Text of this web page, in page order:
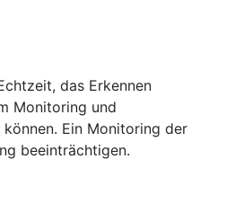
das Erkennen
Monitoring und
Ein Monitoring der
beeinträchtigen.